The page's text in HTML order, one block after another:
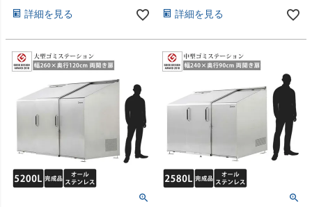
詳細を見る 詳細を見る